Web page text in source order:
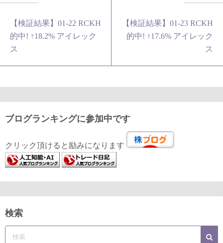
【検証結果】01-22 RCKH
的中! ↑18.2% アイレック
ス
【検証結果】01-23 RCKH
的中! ↑17.6% アイレック
ス
ブログランキングに参加中です
クリック頂けると励みになります
検索